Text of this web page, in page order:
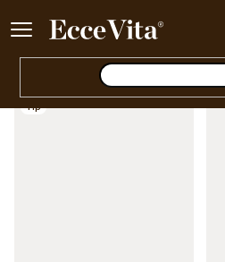
Ke každému nákupu nad 500
z
nV
Tip